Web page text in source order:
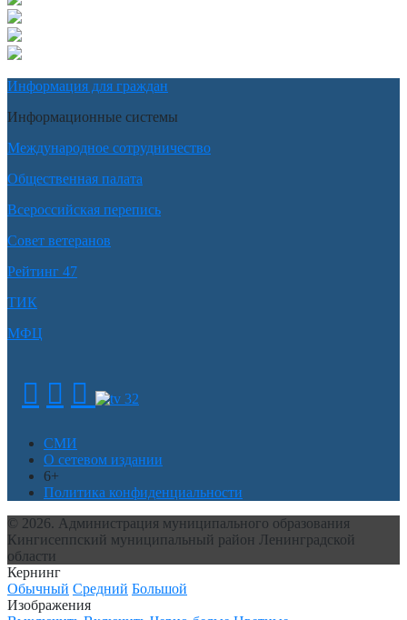
Информация для граждан
Информационные системы
Международное сотрудничество
Общественная палата
Всероссийская перепись
Совет ветеранов
Рейтинг 47
ТИК
МФЦ
СМИ
О сетевом издании
6+
Политика конфиденциальности
© 2026. Администрация муниципального образования
Кингисеппский муниципальный район Ленинградской
области
Кернинг
Обычный Средний Большой
Изображения